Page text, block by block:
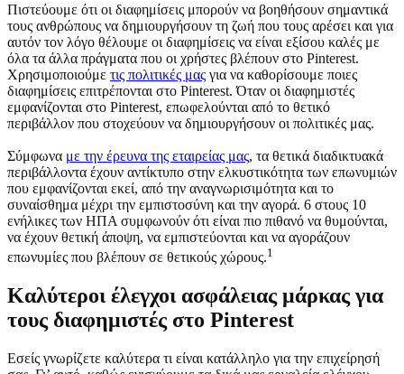
Πιστεύουμε ότι οι διαφημίσεις μπορούν να βοηθήσουν σημαντικά
τους ανθρώπους να δημιουργήσουν τη ζωή που τους αρέσει και για
αυτόν τον λόγο θέλουμε οι διαφημίσεις να είναι εξίσου καλές με
όλα τα άλλα πράγματα που οι χρήστες βλέπουν στο Pinterest.
Χρησιμοποιούμε τις πολιτικές μας για να καθορίσουμε ποιες
διαφημίσεις επιτρέπονται στο Pinterest. Όταν οι διαφημιστές
εμφανίζονται στο Pinterest, επωφελούνται από το θετικό
περιβάλλον που στοχεύουν να δημιουργήσουν οι πολιτικές μας.
Σύμφωνα με την έρευνα της εταιρείας μας, τα θετικά διαδικτυακά
περιβάλλοντα έχουν αντίκτυπο στην ελκυστικότητα των επωνυμιών
που εμφανίζονται εκεί, από την αναγνωρισιμότητα και το
συναίσθημα μέχρι την εμπιστοσύνη και την αγορά. 6 στους 10
ενήλικες των ΗΠΑ συμφωνούν ότι είναι πιο πιθανό να θυμούνται,
να έχουν θετική άποψη, να εμπιστεύονται και να αγοράζουν
επωνυμίες που βλέπουν σε θετικούς χώρους.1
Καλύτεροι έλεγχοι ασφάλειας μάρκας για
τους διαφημιστές στο Pinterest
Εσείς γνωρίζετε καλύτερα τι είναι κατάλληλο για την επιχείρησή